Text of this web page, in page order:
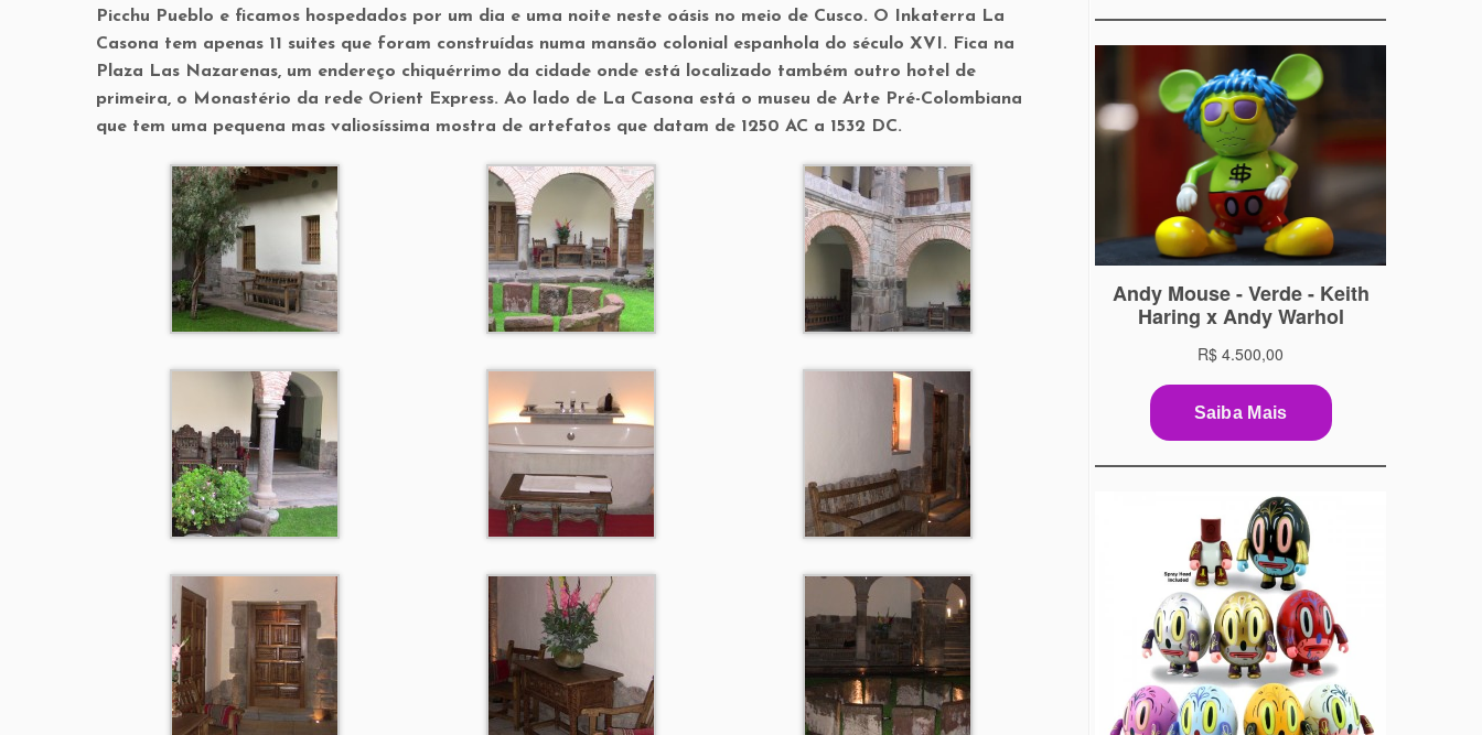
Picchu Pueblo e ficamos hospedados por um dia e uma noite neste oásis no meio de Cusco. O Inkaterra La
Casona tem apenas 11 suites que foram construídas numa mansão colonial espanhola do século XVI. Fica na
Plaza Las Nazarenas, um endereço chiquérrimo da cidade onde está localizado também outro hotel de
primeira, o Monastério da rede Orient Express. Ao lado de La Casona está o museu de Arte Pré-Colombiana
que tem uma pequena mas valiosíssima mostra de artefatos que datam de 1250 AC a 1532 DC.